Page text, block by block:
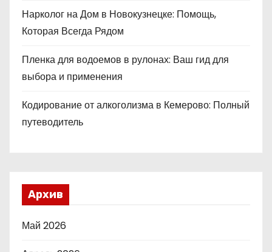
Нарколог на Дом в Новокузнецке: Помощь,
Которая Всегда Рядом
Пленка для водоемов в рулонах: Ваш гид для
выбора и применения
Кодирование от алкоголизма в Кемерово: Полный
путеводитель
Архив
Май 2026